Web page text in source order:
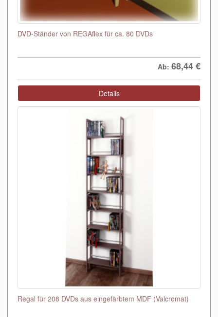
DVD-Ständer von REGAflex für ca. 80 DVDs
Ab: 68,44€
Details
Regal für 208 DVDs aus eingefärbtem MDF (Valcromat)